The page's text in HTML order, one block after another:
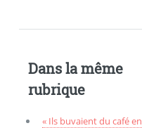
Dans la même
rubrique
« Ils buvaient du café en